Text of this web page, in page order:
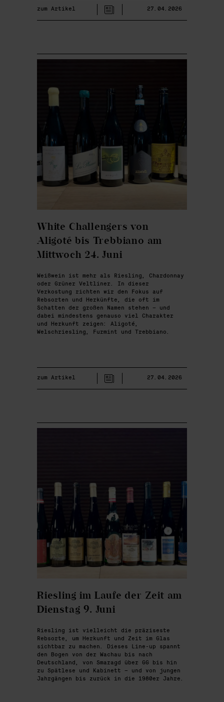
zum Artikel 27.04.2026
White Challengers von
Aligoté bis Trebbiano am
Mittwoch 24. Juni
Weißwein ist mehr als Riesling, Chardonnay
oder Grüner Veltliner. In dieser
Verkostung richten wir den Fokus auf
Rebsorten und Herkünfte, die oft im
Schatten der großen Namen stehen – und
dabei mindestens genauso viel Charakter
und Herkunft zeigen: Aligoté,
Welschriesling, Furmint und Trebbiano.
zum Artikel 27.04.2026
Riesling im Laufe der Zeit am
Dienstag 9. Juni
Riesling ist vielleicht die präziseste
Rebsorte, um Herkunft und Zeit im Glas
sichtbar zu machen. Dieses Line-up spannt
den Bogen von der Wachau bis nach
Deutschland, von Smaragd über GG bis hin
zu Spätlese und Kabinett – und von jungen
Jahrgängen bis zurück in die 1980er Jahre.